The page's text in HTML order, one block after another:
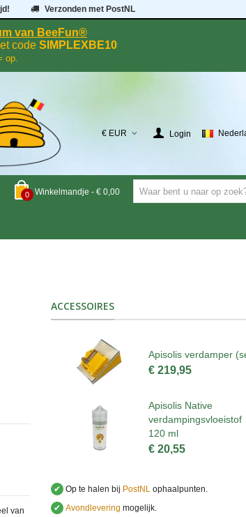
Verzonden met PostNL
van BeeFun®
codeSIMPLEXBE10
op.
€ EUR Login
0 Winkelmandje - € 0,00
van
ACCESSOIRES
Apisolis verdamper
€ 219,95
Apisolis Native
verdampingsvloeistof
120 ml
€ 20,55
✔ Op te halen bij PostNLophaalpunten.
✔ Avondlevering mogelijk.